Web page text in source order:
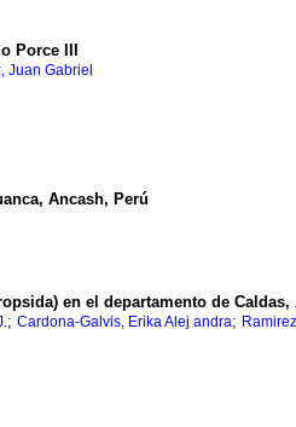
Porce III
Juan Gabriel
Ancash, Perú
en el departamento de
; Cardona-Galvis, Erika Alej andra;